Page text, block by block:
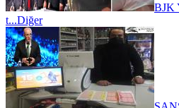
BJK
t...Diğer